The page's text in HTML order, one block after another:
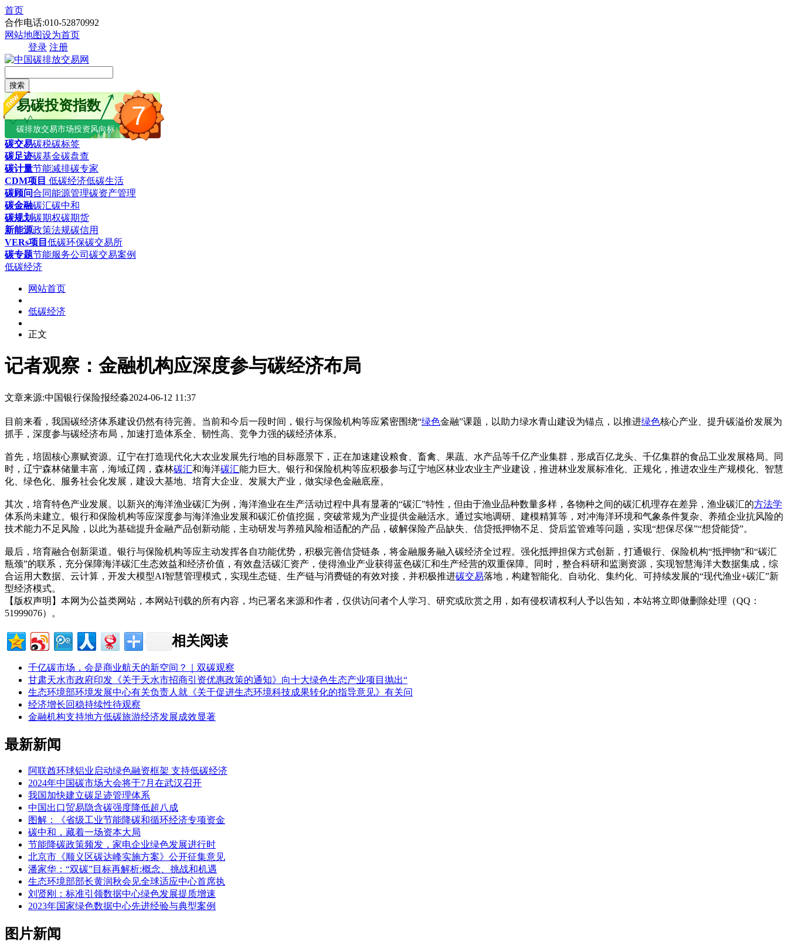
首页
合作电话:010-52870992
网站地图设为首页
登录 注册
搜索
7
易碳投资指数
碳排放交易市场投资风向标
碳交易碳税碳标签
碳足迹碳基金碳盘查
碳计量节能减排碳专家
CDM项目 低碳经济低碳生活
碳顾问合同能源管理碳资产管理
碳金融碳汇碳中和
碳规划碳期权碳期货
新能源政策法规碳信用
VERs项目 低碳环保碳交易所
碳专题节能服务公司 碳交易案例
低碳经济
网站首页
低碳经济
正文
记者观察：金融机构应深度参与碳经济布局
文章来源:中国银行保险报经淼2024-06-12 11:37
目前来看，我国碳经济体系建设仍然有待完善。当前和今后一段时间，银行与保险机构等应紧密围绕“绿色金融”课题，以助力绿水青山建设为锚点，以推进绿色核心产业、提升碳溢价发展为
抓手，深度参与碳经济布局，加速打造体系全、韧性高、竞争力强的碳经济体系。
首先，培固核心禀赋资源。辽宁在打造现代化大农业发展先行地的目标愿景下，正在加速建设粮食、畜禽、果蔬、水产品等千亿产业集群，形成百亿龙头、千亿集群的食品工业发展格局。同
时，辽宁森林储量丰富，海域辽阔，森林碳汇和海洋碳汇能力巨大。银行和保险机构等应积极参与辽宁地区林业农业主产业建设，推进林业发展标准化、正规化，推进农业生产规模化、智慧
化、绿色化、服务社会化发展，建设大基地、培育大企业、发展大产业，做实绿色金融底座。
其次，培育特色产业发展。以新兴的海洋渔业碳汇为例，海洋渔业在生产活动过程中具有显著的“碳汇”特性，但由于渔业品种数量多样，各物种之间的碳汇机理存在差异，渔业碳汇的方法学
体系尚未建立。银行和保险机构等应深度参与海洋渔业发展和碳汇价值挖掘，突破常规为产业提供金融活水。通过实地调研、建模精算等，对冲海洋环境和气象条件复杂、养殖企业抗风险的
技术能力不足风险，以此为基础提升金融产品创新动能，主动研发与养殖风险相适配的产品，破解保险产品缺失、信贷抵押物不足、贷后监管难等问题，实现“想保尽保”“想贷能贷”。
最后，培育融合创新渠道。银行与保险机构等应主动发挥各自功能优势，积极完善信贷链条，将金融服务融入碳经济全过程。强化抵押担保方式创新，打通银行、保险机构“抵押物”和“碳汇
瓶颈”的联系，充分保障海洋碳汇生态效益和经济价值，有效盘活碳汇资产，使得渔业产业获得蓝色碳汇和生产经营的双重保障。同时，整合科研和监测资源，实现智慧海洋大数据集成，综
合运用大数据、云计算，开发大模型AI智慧管理模式，实现生态链、生产链与消费链的有效对接，并积极推进碳交易落地，构建智能化、自动化、集约化、可持续发展的“现代渔业+碳汇”新
型经济模式。
【版权声明】本网为公益类网站，本网站刊载的所有内容，均已署名来源和作者，仅供访问者个人学习、研究或欣赏之用，如有侵权请权利人予以告知，本站将立即做删除处理（QQ：
51999076）。
相关阅读
千亿碳市场，会是商业航天的新空间？｜双碳观察
甘肃天水市政府印发《关于天水市招商引资优惠政策的通知》向十大绿色生态产业项目抛出“
生态环境部环境发展中心有关负责人就《关于促进生态环境科技成果转化的指导意见》有关问
经济增长回稳持续性待观察
金融机构支持地方低碳旅游经济发展成效显著
最新新闻
阿联酋环球铝业启动绿色融资框架 支持低碳经济
2024年中国碳市场大会将于7月在武汉召开
我国加快建立碳足迹管理体系
中国出口贸易隐含碳强度降低超八成
图解：《省级工业节能降碳和循环经济专项资金
碳中和，藏着一场资本大局
节能降碳政策频发，家电企业绿色发展进行时
北京市《顺义区碳达峰实施方案》公开征集意见
潘家华：“双碳”目标再解析:概念、挑战和机遇
生态环境部部长黄润秋会见全球适应中心首席执
刘贤刚：标准引领数据中心绿色发展提质增速
2023年国家绿色数据中心先进经验与典型案例
图片新闻